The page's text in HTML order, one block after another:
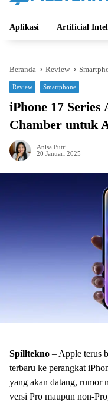
Aplikasi Artificial
Beranda Review
Review Smartphone
iPhone 17
Chamber untuk
Anisa Putri
20 Januari 2025
Spilltekno – Apple terus
terbaru ke perangkat
yang akan datang, rumor
versi Pro maupun non-